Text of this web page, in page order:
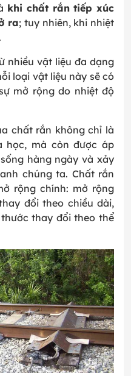
khi chất rắn tiếp xúc
ra; tuy nhiên, khi nhiệt
nhiều vật liệu đa dạng
loại vật liệu này sẽ có
mở rộng do nhiệt độ
chất rắn không chỉ là
học, mà còn được áp
hàng ngày và xảy
chúng ta. Chất rắn
rộng chính: mở rộng
đổi theo chiều dài,
thay đổi theo thể